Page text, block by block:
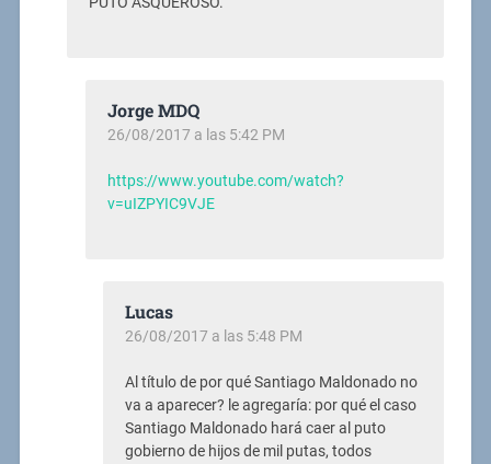
Jorge MDQ
26/08/2017 a las 5:42 PM
https://www.youtube.com/watch?
v=uIZPYIC9VJE
Lucas
26/08/2017 a las 5:48 PM
Al título de por qué Santiago Maldonado no
va a aparecer? le agregaría: por qué el caso
Santiago Maldonado hará caer al puto
gobierno de hijos de mil putas, todos